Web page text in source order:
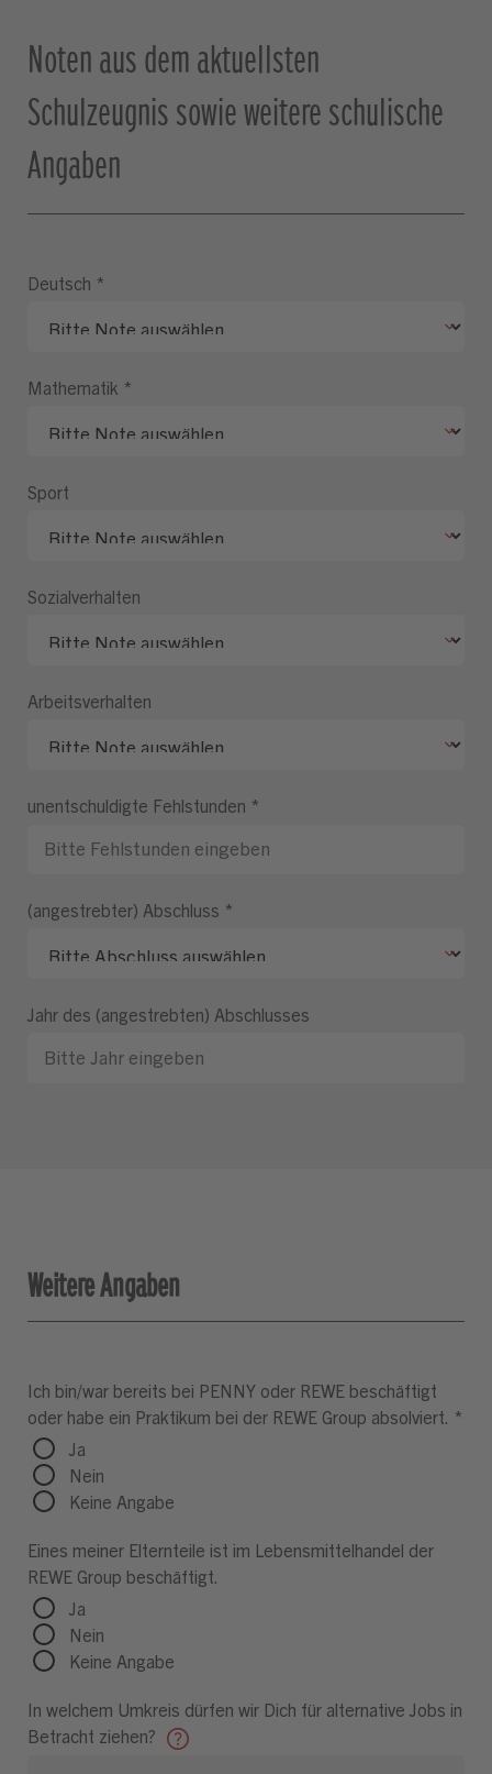
Noten aus dem aktuellsten
Schulzeugnis sowie weitere schulische
Angaben
Deutsch *
Mathematik *
Sport
Sozialverhalten
Arbeitsverhalten
unentschuldigte Fehlstunden *
(angestrebter) Abschluss *
Jahr des (angestrebten) Abschlusses
Weitere Angaben
Ich bin/war bereits bei PENNY oder REWE beschäftigt
oder habe ein Praktikum bei der REWE Group absolviert. *
Ja
Nein
Keine Angabe
Eines meiner Elternteile ist im Lebensmittelhandel der
REWE Group beschäftigt.
Ja
Nein
Keine Angabe
In welchem Umkreis dürfen wir Dich für alternative Jobs in
Betracht ziehen?